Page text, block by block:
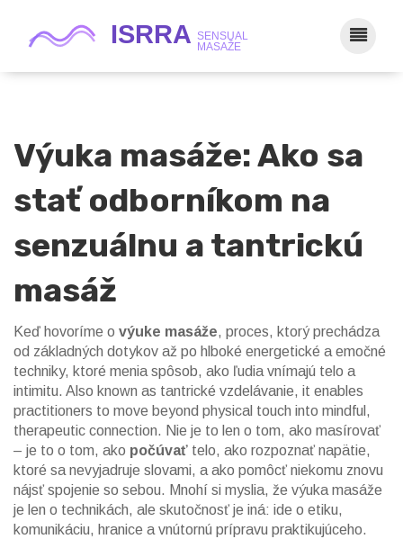
Výuka masáže: Ako sa
stať odborníkom na
senzuálnu a tantrickú
masáž
Keď hovoríme o výuke masáže, proces, ktorý prechádza
od základných dotykov až po hlboké energetické a emočné
techniky, ktoré menia spôsob, ako ľudia vnímajú telo a
intimitu. Also known as tantrické vzdelávanie, it enables
practitioners to move beyond physical touch into mindful,
therapeutic connection. Nie je to len o tom, ako masírovať
– je to o tom, ako počúvať telo, ako rozpoznať napätie,
ktoré sa nevyjadruje slovami, a ako pomôcť niekomu znovu
nájsť spojenie so sebou. Mnohí si myslia, že výuka masáže
je len o technikách, ale skutočnosť je iná: ide o etiku,
komunikáciu, hranice a vnútornú prípravu praktikujúceho.